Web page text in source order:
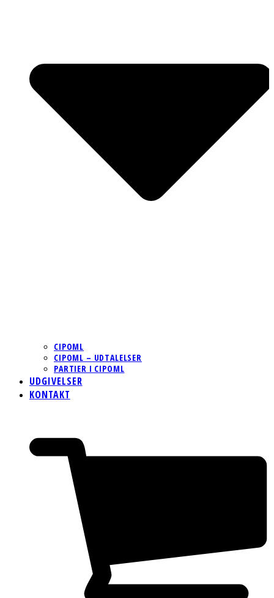
CIPOML
CIPOML – UDTALELSER
PARTIER I CIPOML
UDGIVELSER
KONTAKT